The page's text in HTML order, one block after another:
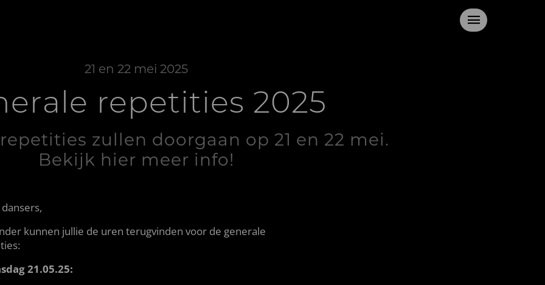
21 en 22 mei 2025
repetities 2025
zullen doorgaan op 21 en 22 mei.
Bekijk hier meer info!
kunnen jullie de uren terugvinden voor de generale
21.05.25: